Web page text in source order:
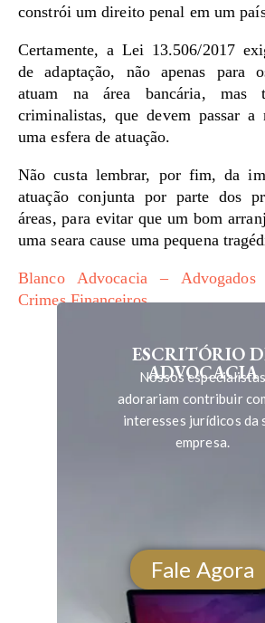
constrói um direito penal em um
Certamente, a Lei 13.506/2017
de adaptação, não apenas para
atuam na área bancária, mas
criminalistas, que devem passar a
uma esfera de atuação.
Não custa lembrar, por fim, da
atuação conjunta por parte dos
áreas, para evitar que um bom
uma seara cause uma pequena
Blanco Advocacia – Advogados
Crimes Financeiros
ESCRITÓRIO
ADVOCACIA
Nossos especialistas
adorariam contribuir
interesses jurídicos da
empresa.
Fale Agora